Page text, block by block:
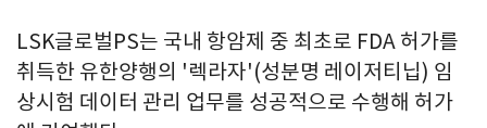
LSK글로벌PS는 국내 항암제 중 최초로 FDA 허가를
취득한 유한양행의 '렉라자'(성분명 레이저티닙) 임
상시험 데이터 관리 업무를 성공적으로 수행해 허가